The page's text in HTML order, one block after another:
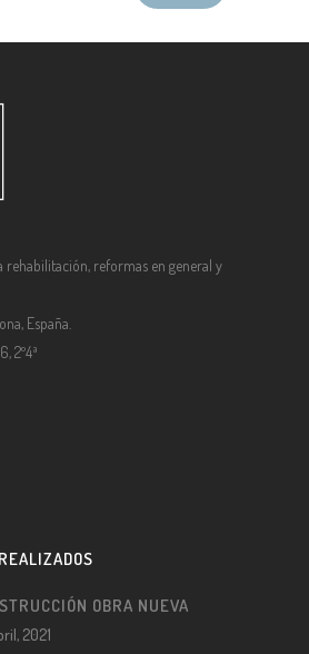
rehabilitación, reformas en general y
España.
2º4ª
OBRA NUEVA
2021